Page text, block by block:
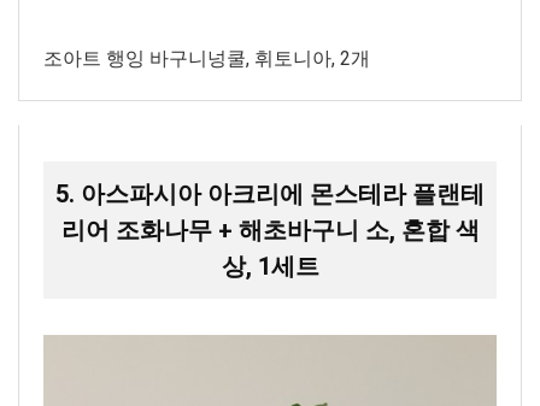
조아트 행잉 바구니넝쿨, 휘토니아, 2개
5. 아스파시아 아크리에 몬스테라 플랜테
리어 조화나무 + 해초바구니 소, 혼합 색
상, 1세트